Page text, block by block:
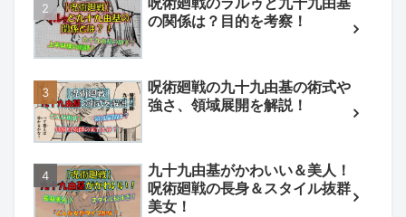
の関係は？目的を考察！
呪術廻戦の九十九由基の術式や
強さ、領域展開を解説！
九十九由基がかわいい＆美人！
呪術廻戦の長身＆スタイル抜群
美女！